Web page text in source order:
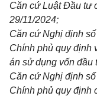
Căn cứ Luật Đầu tư
29/11/2024;
Căn cứ Nghị định số
Chính phủ quy định
án sử dụng vốn đầu
Căn cứ Nghị định số
Chính phủ quy định